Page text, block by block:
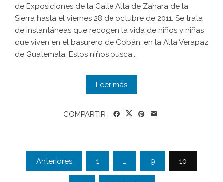
de Exposiciones de la Calle Alta de Zahara de la
Sierra hasta el viernes 28 de octubre de 2011. Se trata
de instantáneas que recogen la vida de niños y niñas
que viven en el basurero de Cobán, en la Alta Verapaz
de Guatemala. Estos niños busca...
Leer más
COMPARTIR
Anteriores 1 … 9 10